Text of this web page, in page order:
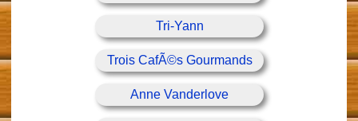
Tri-Yann
Trois CafÃ©s Gourmands
Anne Vanderlove